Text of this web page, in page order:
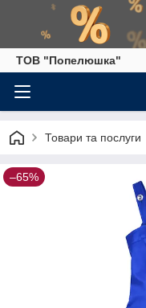
ТОВ "Попелюшка"
Товари та послуги
–65%